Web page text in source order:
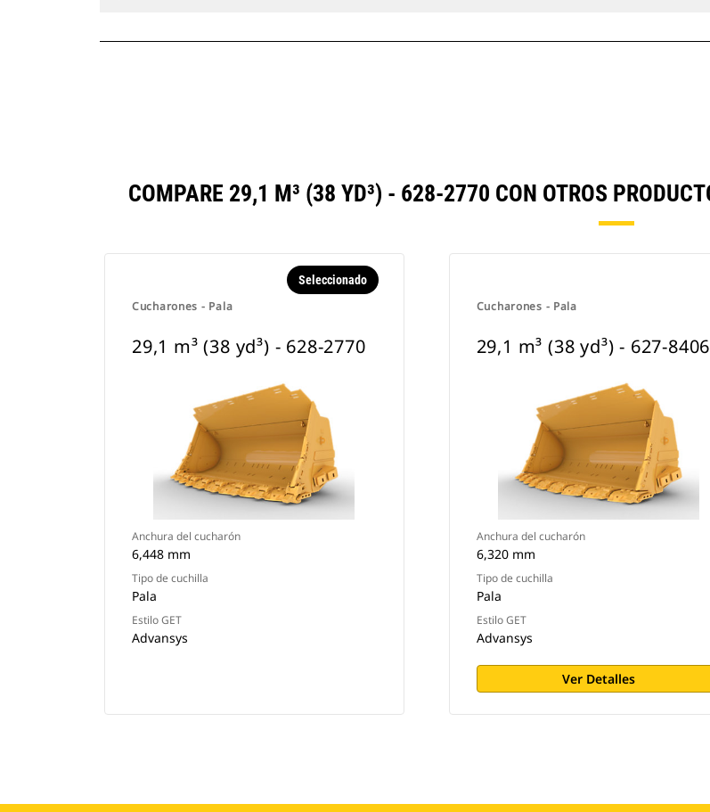
COMPARE 29,1 M³ (38 YD³) - 628-2770 CON OTROS
Cucharones - Pala
Seleccionado
29,1 m³ (38 yd³) - 628-2770
Anchura del cucharón
6,448 mm
Tipo de cuchilla
Pala
Estilo GET
Advansys
Cucharones - Pala
29,1 m³ (38 yd³) - 627-8406
Anchura del cucharón
6,320 mm
Tipo de cuchilla
Pala
Estilo GET
Advansys
Ver Detalles